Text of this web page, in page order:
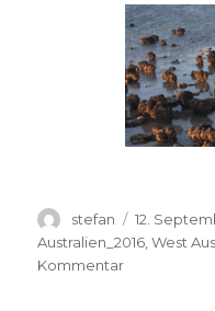
Autor
stefan
am
12.
Australien_2016 ,West
Kommentarzu